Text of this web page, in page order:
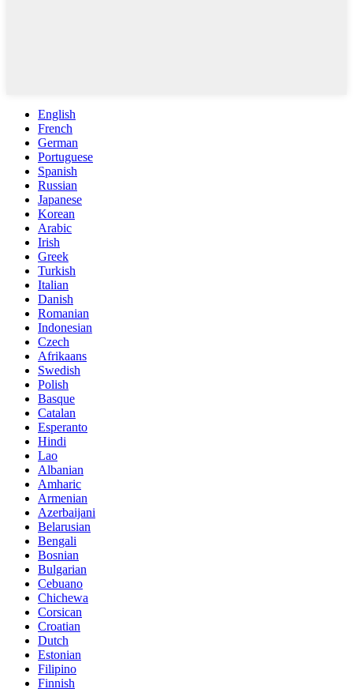
English
French
German
Portuguese
Spanish
Russian
Japanese
Korean
Arabic
Irish
Greek
Turkish
Italian
Danish
Romanian
Indonesian
Czech
Afrikaans
Swedish
Polish
Basque
Catalan
Esperanto
Hindi
Lao
Albanian
Amharic
Armenian
Azerbaijani
Belarusian
Bengali
Bosnian
Bulgarian
Cebuano
Chichewa
Corsican
Croatian
Dutch
Estonian
Filipino
Finnish